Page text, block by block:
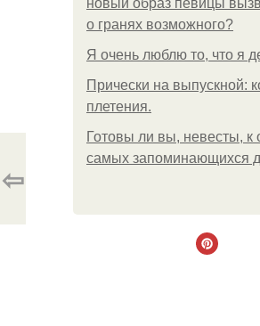
новый образ певицы
о гранях возможного?
Я очень люблю то, что я
Прически на выпускной:
плетения.
Готовы ли вы, невесты, к
самых запоминающихся
⇦